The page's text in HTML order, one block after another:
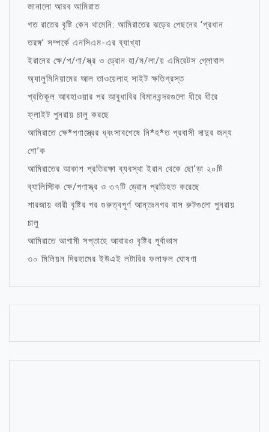
জানালো আরব আমিরাত
গত রাতের বৃষ্টি কেন থামেনি: আমিরাতের ঝড়ের পেছনের ‘প্রধান
তরঙ্গ’ সম্পর্কে এনসিএম-এর ব্যাখ্যা
ইরানের ক্ষে/প/ণা/স্ত্র ও ড্রোন হা/ম/লা/য় এমিরেটস গ্লোবাল
অ্যালুমিনিয়ামের আল তাওয়েলাহ সাইট ক্ষতিগ্রস্ত
প্রতিকূল আবহাওয়ার পর আবুধাবির বিমানবন্দরগুলো ধীরে ধীরে
ফ্লাইট পুনরায় চালু করছে
আমিরাতে ক্ষে*পণাস্ত্রের ধ্বংসাবশেষে নি*হ*ত প্রবাসী দাদুর জন্য
শো’ক
আমিরাতের আকাশ প্রতিরক্ষা ব্যবস্থা ইরান থেকে ছো’ড়া ২০টি
ব্যালিস্টিক ক্ষে/পণাস্ত্র ও ৩৭টি ড্রোন প্রতিহত করেছে
শারজায় ভারী বৃষ্টির পর গুরুত্বপূর্ণ আন্তঃনগর বাস রুটগুলো পুনরায়
চালু
আমিরাতে আগামী সপ্তাহে আবারও বৃষ্টির পূর্বাভাস
৩০ মিলিয়ন দিরহামের ইউএই লটারির ফলাফল ঘোষণা